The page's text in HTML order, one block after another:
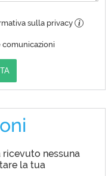
sulla privacy i
ricevuto nessuna
la tua